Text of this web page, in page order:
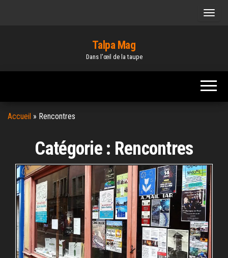
Talpa Mag
Dans l'œil de la taupe
Accueil » Rencontres
Catégorie : Rencontres